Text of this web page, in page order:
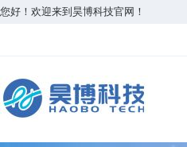
您好！欢迎来到昊博科技官网！